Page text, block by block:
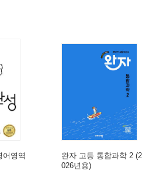
어영역
완자 고등 통합과학 2 (2
026년용)